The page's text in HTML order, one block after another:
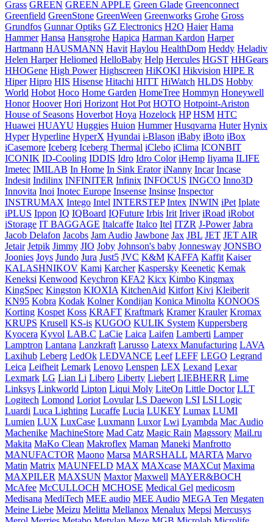
Grass GREEN GREEN APPLE Green Glade Greenconnect
Greenfield GreenStone GreenWeen Greenworks Grohe Gross
Grundfos Gunnar Optiks GZ Electronics H2O Haier Hama
Hammer Hansa Hansgrohe Hapica Harman Kardon Harper
Hartmann HAUSMANN Havit Haylou HealthDom Heddy Heladiv
Helen Harper Heliomed HelloBaby Help Hercules HGST HHGears
HHOGene High Power Highscreen HiKOKI Hikvision HIPE R
Hiper Hipro HIS Hisense Hitachi HITT HiWatch HLDS Hobby
World Hobot Hoco Home Garden HomeTree Hommyn Honeywell
Honor Hoover Hori Horizont Hot Pot HOTO Hotpoint-Ariston
House of Seasons Hoverbot Hoya Hozelock HP HSM HTC
Huawei HUAYU Huggies Huion Hummer Husqvarna Huter Hynix
Hyper Hyperline HyperX Hyundai i-Blason iBaby iBoto iBox
iCasemore Iceberg Iceberg Thermal iClebo iClima ICONBIT
ICONIK ID-Cooling IDDIS Idro Idro Color iHemp Iiyama ILIFE
Imetec IMILAB In Home In Sink Erator iNanny Incar Incase
Indesit Indilinx INFINITER Infinix INFOCUS INGCO Inno3D
Innovita Inoi Inotec Europe Inseense Insinse Inspector
INSTRUMAX Intego Intel INTERSTEP Intex INWIN iPet Iplate
iPLUS Ippon IQ IQBoard IQFuture Irbis Irit Iriver iRoad iRobot
iStorage IT BAGGAGE Italcaffe Italco Itel ITZR J-Power Jabra
Jacob Delafon Jacobs Jam Audio Jawbone Jax JBL JET JET AIR
Jetair Jetpik Jimmy JIO Joby Johnson's baby Jonnesway JONSBO
Joonies Joys Jundo Jura Just5 JVC K&M KAFFA Kaffit Kaiser
KALASHNIKOV Kami Karcher Kaspersky Keenetic Kemak
Keneksi Kenwood Keychron KFA2 Kicx Kimbo Kingmax
KingSpec Kingston KIOXIA KitchenAid Kitfort Kivi Kleiberit
KN95 Kobra Kodak Kolner Kondijan Konica Minolta KONOOS
Korting Kospet Koss KRAFT Kraftmark Kramer Krauler Kromax
KRUPS Krusell KS-is KUGOO KULIK System Kuppersberg
Kyocera Kyvol LAB.C LaCie Laica Laifen Lamberti Lamper
Lamptron Lantana Lanzkraft Larusso Latexx Manufacturing LAVA
Laxihub Leberg LedOk LEDVANCE Leef LEFF LEGO Legrand
Leica Leifheit Lemark Lenovo Lenspen LEX Lexand Lexar
Lexmark LG Lian Li Libero Liberty Liebert LIEBHERR Lime
Linksys Linkworld Lipton Liqui Moly LiteOn Little Doctor LLT
Logitech Lomond Loriot Lovular LS Daewon LSI LSI Logic
Luardi Luca Lighting Lucaffe Lucia LUKEY Lumax LUMI
Lumien LUX LuxCase Luxmann Luxor Lwi Lyambda Mac Audio
Machenike MachineStore Mad Catz Magic Rain Magssory Mail.ru
Makita MaKo Clean Makroflex Maman Maneki Manfrotto
MANUFACTOR Maono Marsa MARSHALL MARTA Marvo
Matin Matrix MAUNFELD MAX MAXcase MAXCut Maxima
MAXPILER MAXSUN Maxtor Maxwell MAYER&BOCH
McAfee McCULLOCH MCHOSE Medical Gel medicosm
Medisana MediTech MEE audio MEE Audiо MEGA Ten Megaten
Meine Liebe Meizu Melitta Mellanox Menalux Mepsi Mercusys